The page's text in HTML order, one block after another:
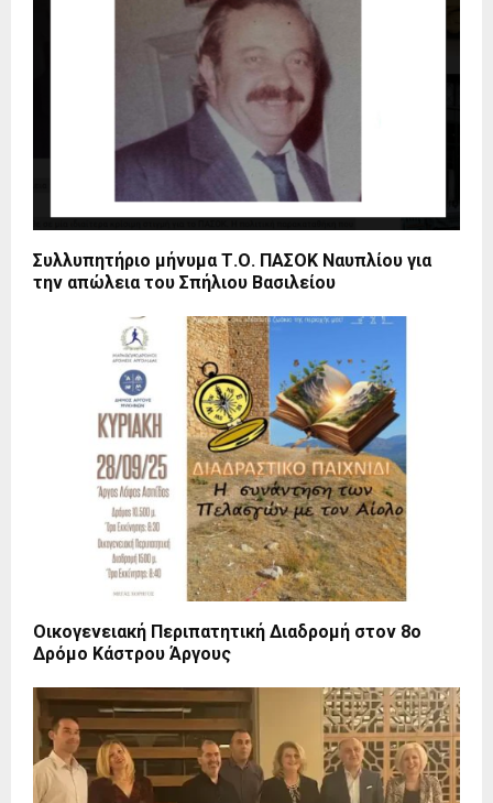
Συλλυπητήριο μήνυμα Τ.Ο. ΠΑΣΟΚ Ναυπλίου για
την απώλεια του Σπήλιου Βασιλείου
Οικογενειακή Περιπατητική Διαδρομή στον 8ο
Δρόμο Κάστρου Άργους